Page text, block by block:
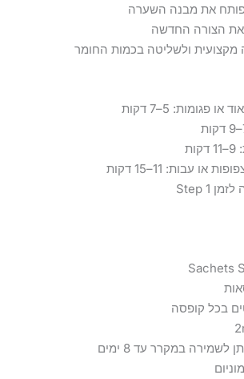
מקצועית ולשליטה בכמות החומר
5–7 דקות
עבות: 11–15 דקות
במקרר עד 8 ימים